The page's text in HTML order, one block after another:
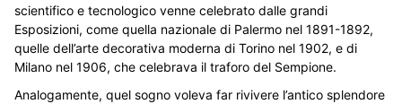
scientifico e tecnologico venne celebrato dalle grandi
Esposizioni, come quella nazionale di Palermo nel 1891-1892,
quelle dell’arte decorativa moderna di Torino nel 1902, e di
Milano nel 1906, che celebrava il traforo del Sempione.
Analogamente, quel sogno voleva far rivivere l’antico splendore